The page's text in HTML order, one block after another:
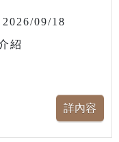
09/18
紹